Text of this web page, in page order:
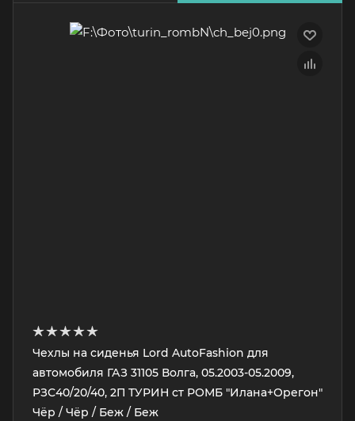
Чехлы на сиденья Lord AutoFashion для
автомобиля ГАЗ 31105 Волга, 05.2003-05.2009,
РЗС40/20/40, 2П ТУРИН ст РОМБ "Илана+Орегон"
Чёр / Чёр / Беж / Беж